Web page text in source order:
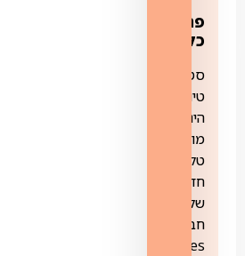
פרטים
כלליים:
סטינג
טיוי
הינו
מוצר
טלוויזיה
חדש
של
חברת